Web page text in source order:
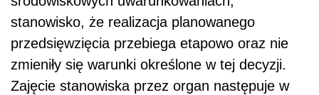
stanowisko, że realizacja planowanego
przedsięwzięcia przebiega etapowo oraz nie
zmieniły się warunki określone w tej decyzji.
Zajęcie stanowiska przez organ następuje w